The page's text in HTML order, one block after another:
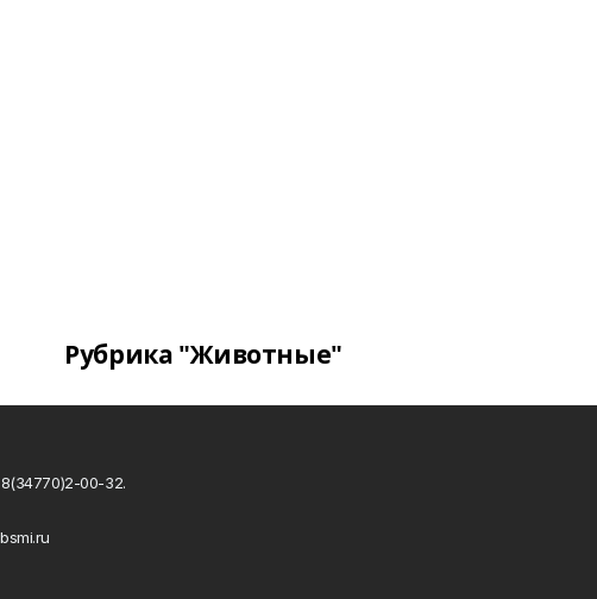
Рубрика "Животные"
00-32.